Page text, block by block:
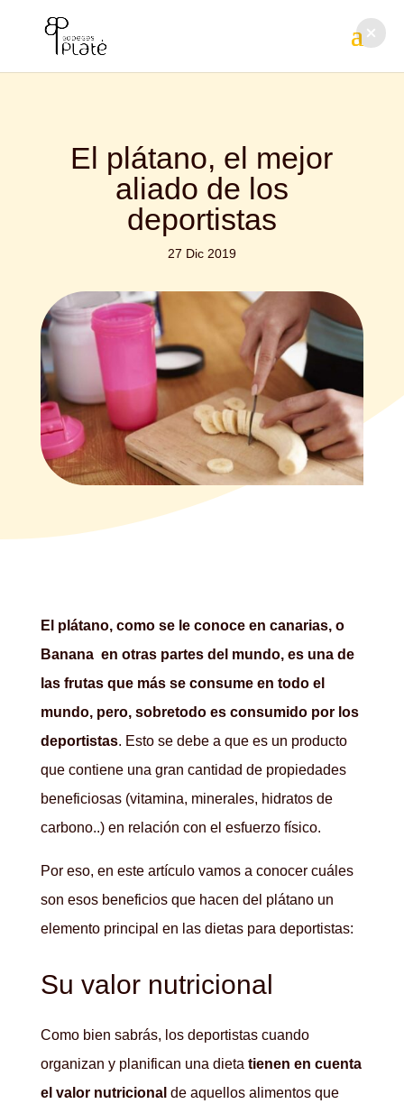
El plátano, el mejor
aliado de los
deportistas
27 Dic 2019
El plátano, como se le conoce en canarias, o
Banana en otras partes del mundo, es una de
las frutas que más se consume en todo el
mundo, pero, sobretodo es consumido por los
deportistas. Esto se debe a que es un producto
que contiene una gran cantidad de propiedades
beneficiosas (vitamina, minerales, hidratos de
carbono..) en relación con el esfuerzo físico.
Por eso, en este artículo vamos a conocer cuáles
son esos beneficios que hacen del plátano un
elemento principal en las dietas para deportistas:
Su valor nutricional
Como bien sabrás, los deportistas cuando
organizan y planifican una dieta tienen en cuenta
el valor nutricional de aquellos alimentos que